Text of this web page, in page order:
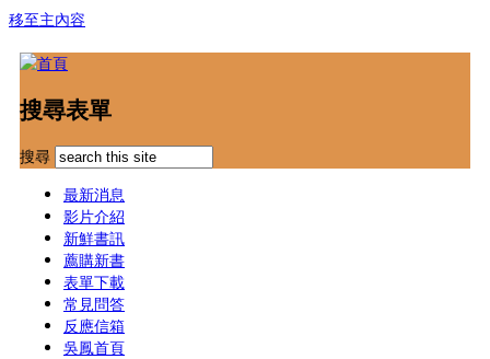
移至主內容
搜尋表單
搜尋
最新消息
影片介紹
新鮮書訊
薦購新書
表單下載
常見問答
反應信箱
吳鳳首頁